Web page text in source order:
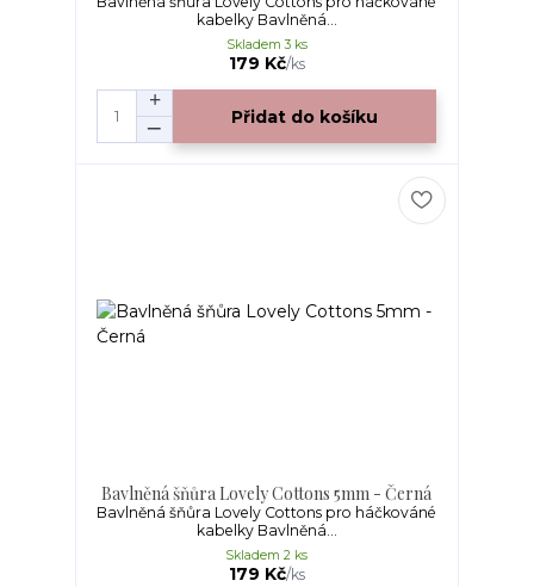
kabelky Bavlněná...
179 Kč/ks
Skladem 3 ks
Přidat do košíku
Bavlněná šňůra Lovely Cottons 5mm - Černá
Bavlněná šňůra Lovely Cottons pro háčkováné
kabelky Bavlněná...
179 Kč/ks
Skladem 2 ks